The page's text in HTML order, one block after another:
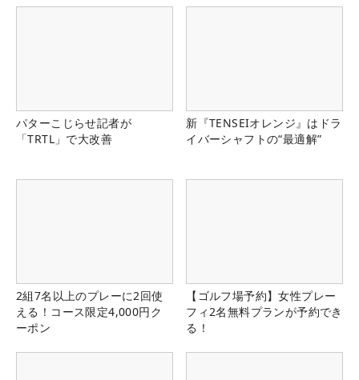
パターこじらせ記者が
「TRTL」で大改善
新『TENSEIオレンジ』はドラ
イバーシャフトの“最適解”
2組7名以上のプレーに2回使
える！コース限定4,000円ク
ーポン
【ゴルフ場予約】女性プレー
フィ2名無料プランが予約でき
る！